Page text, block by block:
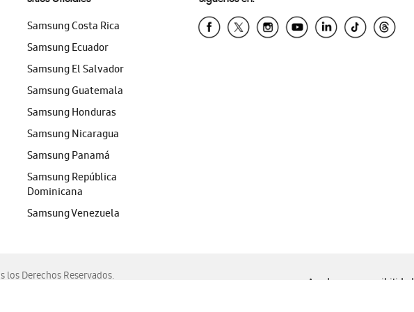
Samsung Costa Rica
Samsung Ecuador
Samsung El Salvador
Samsung Guatemala
Samsung Honduras
Samsung Nicaragua
Samsung Panamá
Samsung República
Dominicana
Samsung Venezuela
los Derechos Reservados.
Ayuda para accesibilidad